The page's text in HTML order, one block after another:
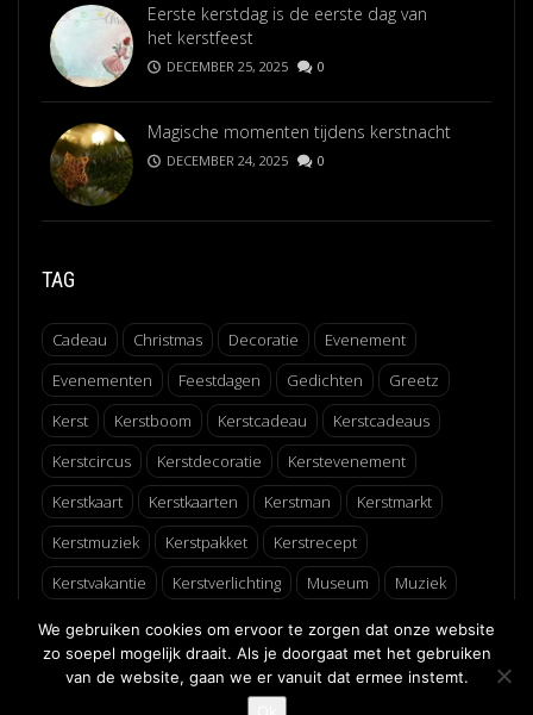
Eerste kerstdag is de eerste dag van
het kerstfeest
DECEMBER 25, 2025 0
Magische momenten tijdens kerstnacht
DECEMBER 24, 2025 0
TAG
Cadeau Christmas Decoratie
Evenement
Evenementen
Feestdagen Gedichten
Greetz
Kerst
Kerstboom Kerstcadeau
Kerstcadeaus
Kerstcircus
Kerstdecoratie
Kerstevenement
Kerstkaart
Kerstkaarten Kerstman
Kerstmarkt
Kerstmuziek
Kerstpakket
Kerstrecept
Kerstvakantie
Kerstverlichting Museum
Muziek
Recept
Schaatsen Winter Winterfair
We gebruiken cookies om ervoor te zorgen dat onze website
zo soepel mogelijk draait. Als je doorgaat met het gebruiken
van de website, gaan we er vanuit dat ermee instemt.